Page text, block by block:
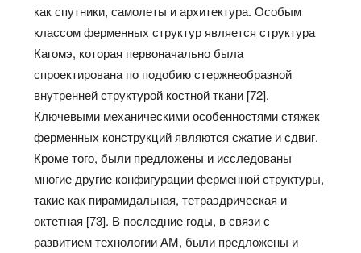
как спутники, самолеты и архитектура. Особым
классом ферменных структур является структура
Кагомэ, которая первоначально была
спроектирована по подобию стержнеобразной
внутренней структурой костной ткани [72].
Ключевыми механическими особенностями стяжек
ферменных конструкций являются сжатие и сдвиг.
Кроме того, были предложены и исследованы
многие другие конфигурации ферменной структуры,
такие как пирамидальная, тетраэдрическая и
октетная [73]. В последние годы, в связи с
развитием технологии АМ, были предложены и